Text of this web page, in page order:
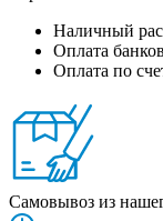
Наличный
Оплата
Оплата по
Самовывоз из